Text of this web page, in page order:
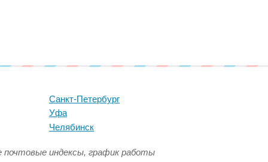
Санкт-Петербург
Уфа
Челябинск
почтовые индексы, график работы